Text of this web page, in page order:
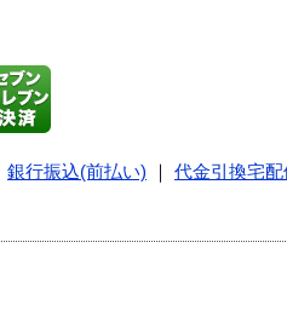
銀行振込(前払い) 代金引換宅配